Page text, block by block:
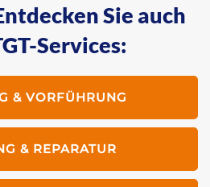
Sie auch
Services:
& VORFÜHRUNG
& REPARATUR